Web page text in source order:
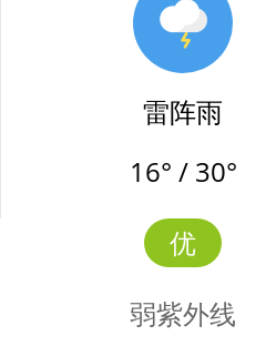
雷阵雨
16° / 30°
优
弱紫外线